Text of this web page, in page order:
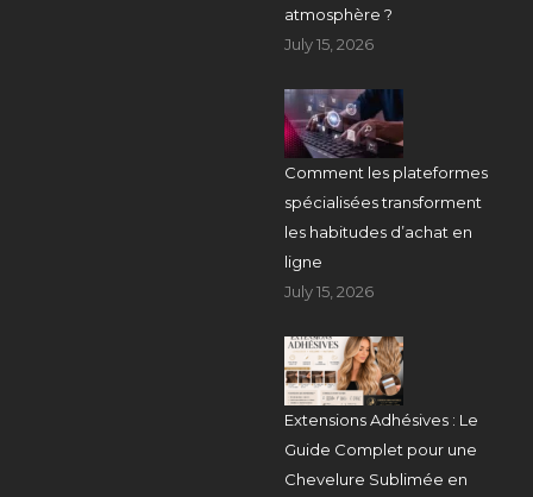
atmosphère ?
July 15, 2026
Comment les plateformes
spécialisées transforment
les habitudes d’achat en
ligne
July 15, 2026
Extensions Adhésives : Le
Guide Complet pour une
Chevelure Sublimée en